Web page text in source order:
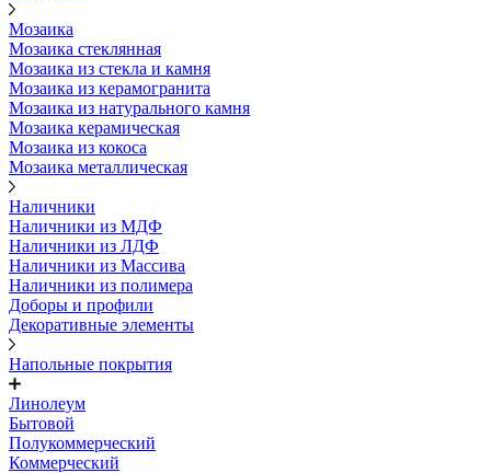
Мозаика
Мозаика стеклянная
Мозаика из стекла и камня
Мозаика из керамогранита
Мозаика из натурального камня
Мозаика керамическая
Мозаика из кокоса
Мозаика металлическая
Наличники
Наличники из МДФ
Наличники из ЛДФ
Наличники из Массива
Наличники из полимера
Доборы и профили
Декоративные элементы
Напольные покрытия
Линолеум
Бытовой
Полукоммерческий
Коммерческий